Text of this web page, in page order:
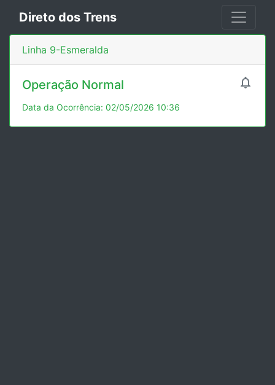
Direto dos Trens
Linha 9-Esmeralda

Operação Normal
Data da Ocorrência: 02/05/2026 10:36